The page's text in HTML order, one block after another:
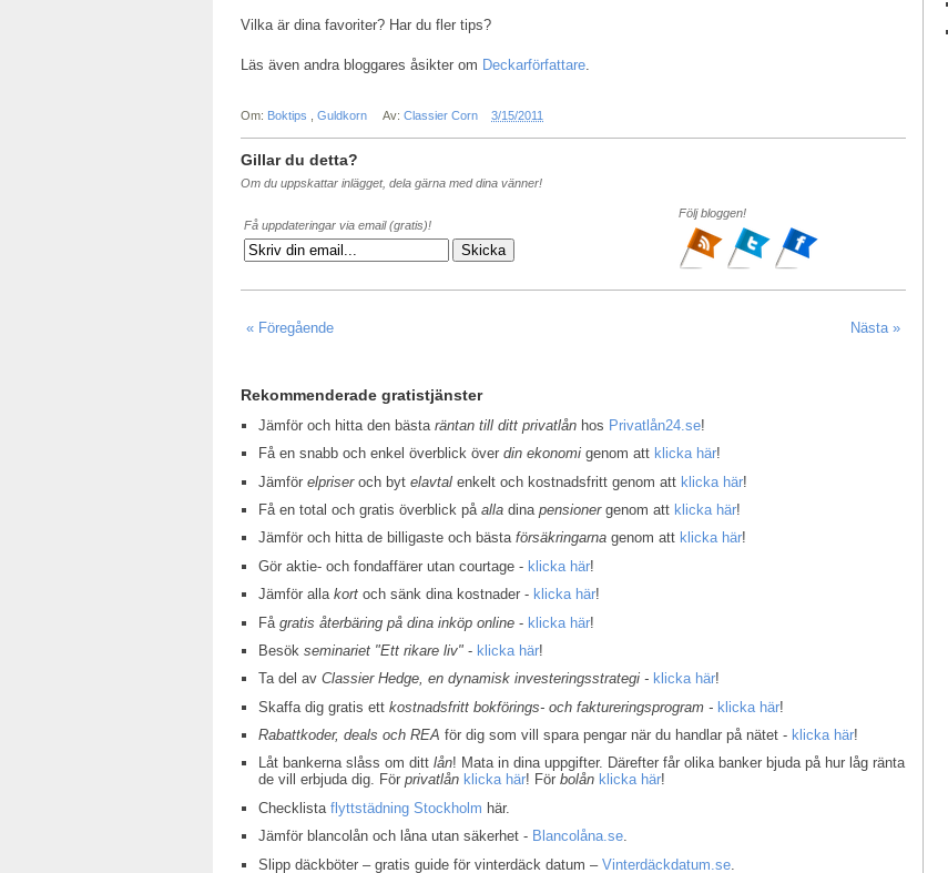
Vilka är dina favoriter? Har du fler tips?
Läs även andra bloggares åsikter om Deckarförfattare
Om: Boktips Guldkorn Av:Classier Corn 3/15/2011
Gillar du detta?
Om du uppskattar inlägget, dela gärna med dina vänner!
Få uppdateringar via email (gratis)!
Följ bloggen!
« Föregående Nästa »
Rekommenderade gratistjänster
Jämför och hitta den bästaräntan till ditt privatlån hos Privatlån24.se!
Få en snabb och enkel överblick överdin ekonomi genom att klicka här!
Jämförelpriseroch bytelavtal enkelt och kostnadsfritt genom att klicka här!
Få en total och gratis överblick påalla dinapensionergenom att klicka här!
Jämför och hitta de billigaste och bästaförsäkringarna genom att klicka här!
Gör aktie- och fondaffärer utan courtage - klicka här!
Jämför allakort och sänk dina kostnader - klicka här!
Fågratis återbäring på dina inköp online - klicka här!
Besökseminariet "Ett rikare liv" - klicka här!
Ta del avClassier Hedge, en dynamisk investeringsstrategi - klicka här!
Skaffa dig gratis ettkostnadsfritt bokförings- och faktureringsprogram - klicka här!
Rabattkoder, deals och REA för dig som vill spara pengar när du handlar på nätet - klicka här!
Låt bankerna slåss om dittlån! Mata in dina uppgifter. Därefter får olika banker bjuda på hur låg ränta
de vill erbjuda dig. Förprivatlån klicka här! Förbolån klicka här!
Checklistaflyttstädning Stockholm här.
Jämför blancolån och låna utan säkerhet - Blancolåna.se.
Slipp däckböter – gratis guide för vinterdäck datum –Vinterdäckdatum.se